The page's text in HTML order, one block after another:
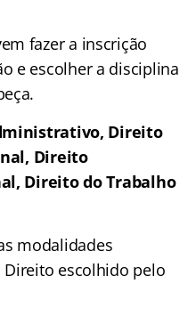
fazer a inscrição
e escolher a disciplina
Direito
Direito
Direito do Trabalho
modalidades
escolhido pelo